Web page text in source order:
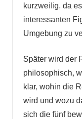
kurzweilig, da
interessanten
Umgebung zu
Später wird der
philosophisch,
klar, wohin die
wird und wozu
sich die fünf